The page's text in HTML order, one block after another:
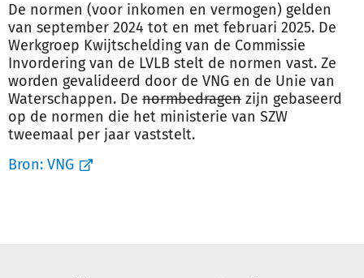
De normen (voor inkomen en vermogen) gelden
van september 2024 tot en met februari 2025. De
Werkgroep Kwijtschelding van de Commissie
Invordering van de LVLB stelt de normen vast. Ze
worden gevalideerd door de VNG en de Unie van
Waterschappen. De normbedragen zijn gebaseerd
op de normen die het ministerie van SZW
tweemaal per jaar vaststelt.
Bron: VNG